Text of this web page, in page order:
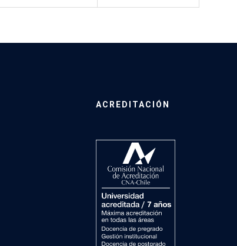
ACREDITACIÓN